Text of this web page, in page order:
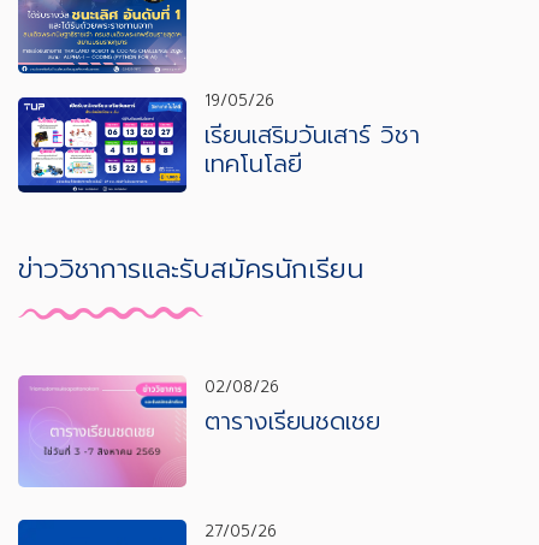
19/05/26
เรียนเสริมวันเสาร์ วิชา
เทคโนโลยี
ข่าววิชาการและรับสมัครนักเรียน
02/08/26
ตารางเรียนชดเชย
27/05/26